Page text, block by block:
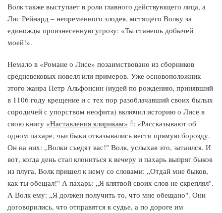
Волк также выступает в роли главного действующего лица, а
Лис Рейнард – непременного злодея, мстящего Волку за
единожды произнесенную угрозу: «Ты станешь добычей
моей!».
Немало в «Романе о Лисе» позаимствовано из сборников
средневековых новелл или примеров. Уже основоположник
этого жанра Петр Альфонсин (иудей по рождению, принявший
в 1106 году крещение и с тех пор разоблачавший своих былых
сородичей с упорством неофита) включил историю о Лисе в
свою книгу «Наставления клирикам» 4: «Рассказывают об
одном пахаре, чьи быки отказывались вести прямую борозду.
Он на них: „Волки съедят вас!" Волк, услыхав это, затаился. И
вот, когда день стал клониться к вечеру и пахарь выпряг быков
из плуга, Волк пришел к нему со словами: „Отдай мне быков,
как ты обещал!" А пахарь: „Я клятвой своих слов не скреплял".
А Волк ему: „Я должен получить то, что мне обещано". Они
договорились, что отправятся к судье, а по дороге им